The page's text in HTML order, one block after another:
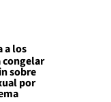
a los
congelar
sobre
por